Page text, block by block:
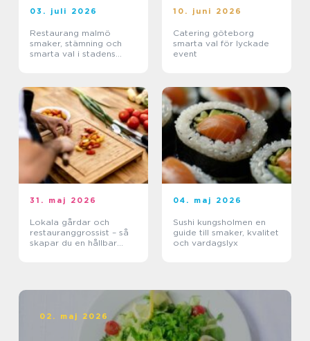
03. juli 2026
Restaurang malmö
smaker, stämning och
smarta val i stadens
10. juni 2026
Catering göteborg
smarta val för lyckade
event
31. maj 2026
Lokala gårdar och
restauranggrossist – så
skapar du en hållbar
04. maj 2026
Sushi kungsholmen en
guide till smaker, kvalitet
och vardagslyx
02. maj 2026